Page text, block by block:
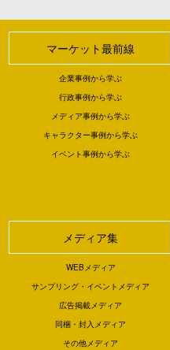
マーケット最前線
企業事例から学ぶ
行政事例から学ぶ
メディア事例から学ぶ
キャラクター事例から学ぶ
イベント事例から学ぶ
メディア集
WEBメディア
サンプリング・イベントメディア
広告掲載メディア
同梱・封入メディア
その他メディア